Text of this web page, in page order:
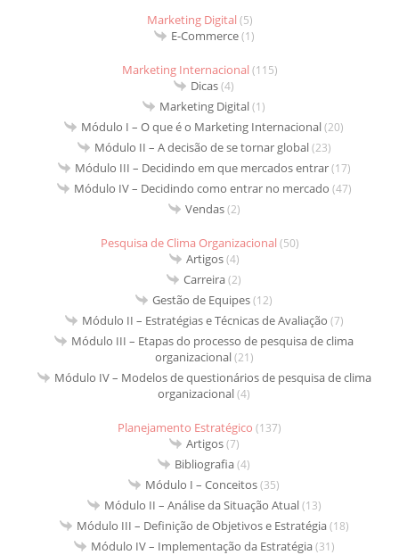
Marketing Digital (5)
E-Commerce(1)
Marketing Internacional (115)
Dicas(4)
Marketing Digital(1)
Módulo I – O que é o Marketing Internacional(20)
Módulo II – A decisão de se tornar global(23)
Módulo III – Decidindo em que mercados entrar(17)
Módulo IV – Decidindo como entrar no mercado (47)
Vendas(2)
Pesquisa de Clima Organizacional (50)
Artigos(4)
Carreira(2)
Gestão de Equipes(12)
Módulo II – Estratégias e Técnicas de Avaliação (7)
Módulo III – Etapas do processo de pesquisa de clima
organizacional(21)
Módulo IV – Modelos de questionários de pesquisa de clima
organizacional(4)
Planejamento Estratégico (137)
Artigos(7)
Bibliografia(4)
Módulo I – Conceitos(35)
Módulo II – Análise da Situação Atual(13)
Módulo III – Definição de Objetivos e Estratégia(18)
Módulo IV – Implementação da Estratégia(31)